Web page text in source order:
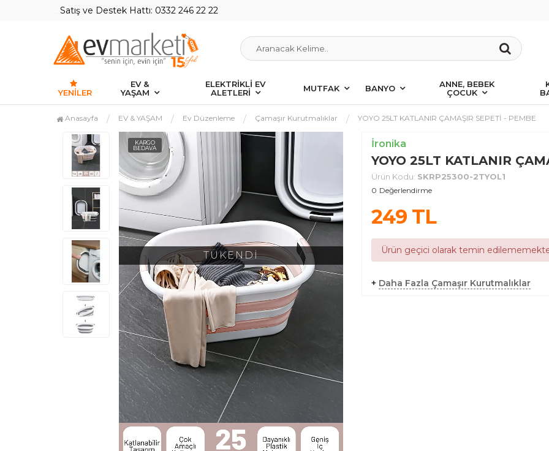
Satış ve Destek Hattı: 0332 246 22 22
YENILER
EV &
YAŞAM
ELEKTRİKLİ EV
ALETLERİ
MUTFAK BANYO
ANNE, BEBEK
ÇOCUK
Anasayfa EV & YAŞAM Ev Düzenleme Çamaşır Kurutmalıklar YOYO 25LT KATLANIR ÇAMAŞIR SEPETİ - PEMBE
KARGO
BEDAVA
TÜKENDİ
İronika
YOYO 25LT KATLANIR
Ürün Kodu: SKRP25300-2TYOL1
0 Değerlendirme
249TL
Ürün geçici olarak temin
+ Daha Fazla Çamaşır Kurutmalıklar